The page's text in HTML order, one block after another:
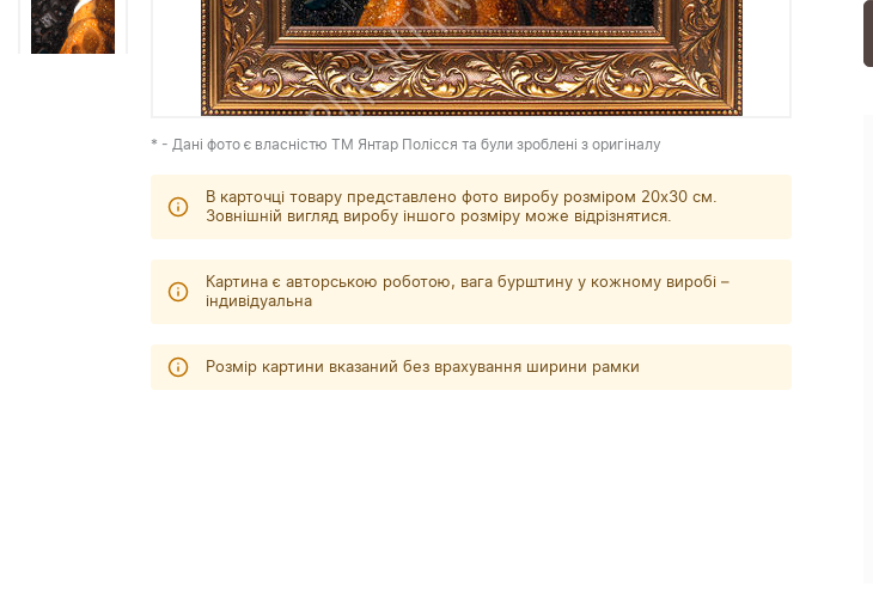
* - Дані фото є власністю ТМ Янтар Полісся та були зроблені з оригіналу
В карточці товару представлено фото виробу розміром 20x30 см.
Зовнішній вигляд виробу іншого розміру може відрізнятися.
Картина є авторською роботою, вага бурштину у кожному виробі –
індивідуальна
Розмір картини вказаний без врахування ширини рамки